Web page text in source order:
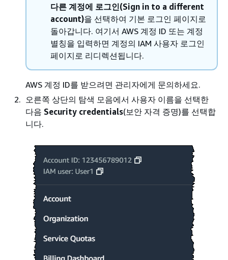
다른 계정에 로그인(Sign in to a different
account)을 선택하여 기본 로그인 페이지로
돌아갑니다. 여기서 AWS 계정 ID 또는 계정
별칭을 입력하면 계정의 IAM 사용자 로그인
페이지로 리디렉션됩니다.
AWS 계정 ID를 받으려면 관리자에게 문의하세요.
오른쪽 상단의 탐색 모음에서 사용자 이름을 선택한
다음 Security credentials(보안 자격 증명)를 선택합
니다.